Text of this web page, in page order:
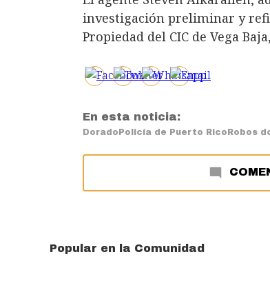
investigación preliminar y
Propiedad del CIC de Vega
En esta noticia:
Dorado Policía de Puerto Rico Robos
Popular en la Comunidad